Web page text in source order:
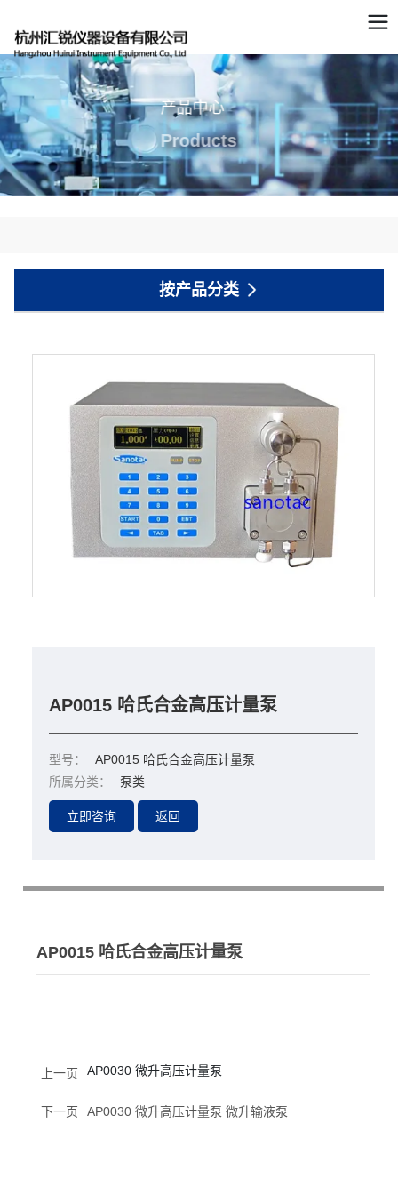
产品中心
Products
按产品分类
AP0015 哈氏合金高压计量泵
型号：
AP0015 哈氏合金高压计量泵
所属分类：
泵类
AP0015 哈氏合金高压计量泵
上一页 AP0030 微升高压计量泵
下一页 AP0030 微升高压计量泵 微升输液泵